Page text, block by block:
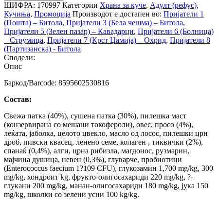
ШИФРА: 170997 Категории Храна за куче, Адулт (рефус),
Кучиња, Промоција Производот е достапен во: Пријатели 1
(Пошта) – Битола, Пријатели 3 (Бела чешма) – Битола,
Пријатели 5 (Зелен пазар) – Кавадарци, Пријатели 6 (Болница)
– Струмица, Пријатели 7 (Крст Џамија) – Охрид, Пријатели 8
(Партизанска) - Битола
Сподели:
Опис
Баркод/Barcode: 8595602530816
Состав:
Свежа патка (40%), сушена патка (30%), пилешка маст
(конзервирана со мешани токофероли), овес, просо (4%),
леќата, јаболка, целото цвекло, масло од лосос, пилешки црн
дроб, пивски квасец, ленено семе, колаген , тиквички (2%),
спанаќ (0,4%), алги, црна рибизла, магдонос, рузмарин,
мајчина душица, невен (0,3%), глуварче, пробиотици
(Enterococcus faecium 1?109 CFU), глукозамин 1,700 mg/kg, 300
mg/kg, хондроит kg, фрукто-олигосахариди 220 mg/kg, ?-
глукани 200 mg/kg, манан-олигосахариди 180 mg/kg, јука 150
mg/kg, школки со зелени усни 100 kg/kg.